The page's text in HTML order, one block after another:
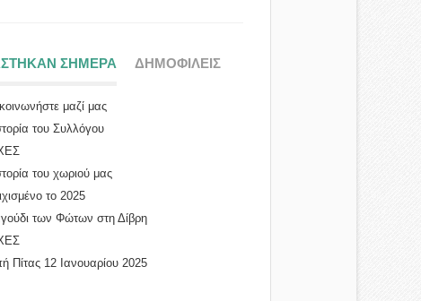
ΣΗΜΕΡΑ (ΕΝΕΡΓΗ ΚΑΡΤΕΛΑ)
ΔΗΜΟΦΙΛΕΙΣ
μαζί μας
του Συλλόγου
του χωριού μας
το 2025
των Φώτων στη Δίβρη
Πίτας 12 Ιανουαρίου 2025